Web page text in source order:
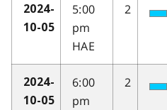
2024-
10-05
5:00
pm
HAE
2
2024-
10-05
6:00
pm
2